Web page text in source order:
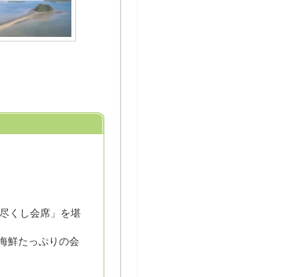
くし会席」を堪
鮮たっぷりの会